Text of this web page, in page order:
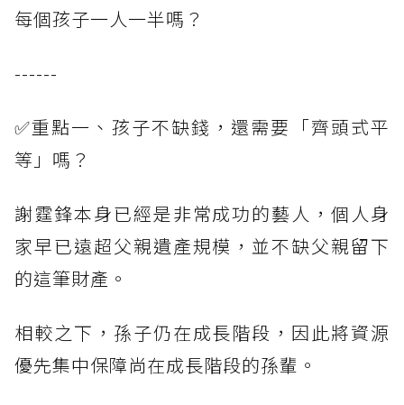
每個孩子一人一半嗎？
------
✅重點一、孩子不缺錢，還需要「齊頭式平
等」嗎？
謝霆鋒本身已經是非常成功的藝人，個人身
家早已遠超父親遺產規模，並不缺父親留下
的這筆財產。
相較之下，孫子仍在成長階段，因此將資源
優先集中保障尚在成長階段的孫輩。